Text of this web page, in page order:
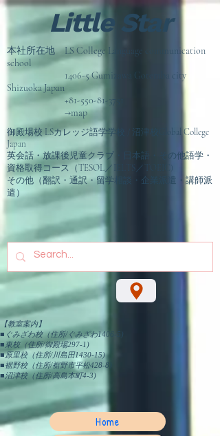
Little Star
本社所在地 LS College Language communication
school
1406-5 Gumizawa Gotemba city
Shizuoka Japan
+81-550-81-3751
→map
御殿場校 LSカレッジ語学学校 / 沼津校Global College
Japan
英会話・放課後児童クラブ・日本語・その他語学・
資格取得コース（TESOL／IELTS／TOEIC)
その他（翻訳・通訳・留学相談 ・企業派遣・講師派
遣）
【教室案内】
■ぐみざわ校（住所/ぐみざわ1406-5)
■東校（住所/御殿場297-1)
■原里校（住所/川島田1430-15)
■裾野校（住所/裾野市平松428-8)
​■沼津校（住所/高島本町4-3)
Home